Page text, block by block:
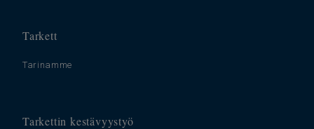
Tarkett
Tarinamme
Tarkettin kestävyystyö